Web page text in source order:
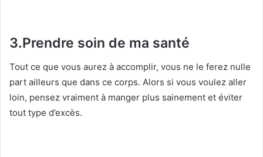
3.Prendre soin de ma santé
Tout ce que vous aurez à accomplir, vous ne le ferez nulle
part ailleurs que dans ce corps. Alors si vous voulez aller
loin, pensez vraiment à manger plus sainement et éviter
tout type d’excès.